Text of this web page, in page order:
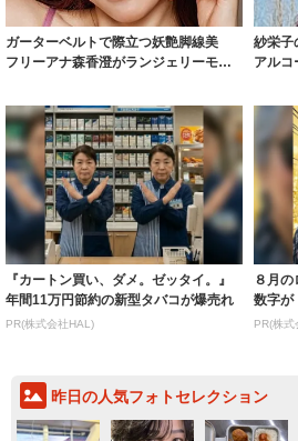
ガーターベルトで際立つ妖艶脚線美
フリーアナ森香澄がランジェリーモデ
紗栄
アルコ
『カートン買い、ダメ。ゼッタイ。』
年間11万円節約の新型タバコが爆売れ
PR(株式会社HAL)
８月
数字が
PR(株式
昨日の人気フォトセレクション